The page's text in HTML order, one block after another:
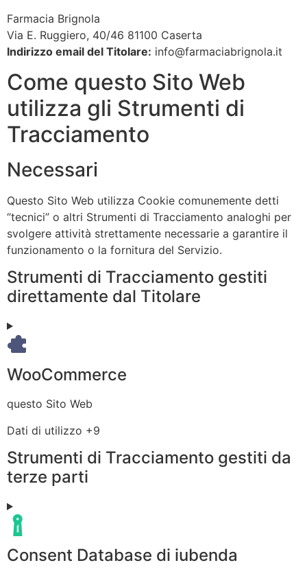
Farmacia Brignola
Via E. Ruggiero, 40/46 81100 Caserta
Indirizzo email del Titolare: info@farmaciabrignola.it
Come questo Sito Web
utilizza gli Strumenti di
Tracciamento
Necessari
Questo Sito Web utilizza Cookie comunemente detti
“tecnici” o altri Strumenti di Tracciamento analoghi per
svolgere attività strettamente necessarie a garantire il
funzionamento o la fornitura del Servizio.
Strumenti di Tracciamento gestiti
direttamente dal Titolare
WooCommerce
Azienda:
questo Sito Web
Dati
trattati:
Dati di utilizzo +9
Strumenti di Tracciamento gestiti da
terze parti
Consent Database di iubenda